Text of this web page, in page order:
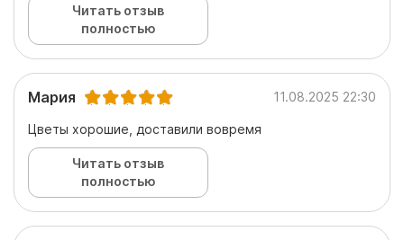
Читать отзыв
полностью
Мария 11.08.2025 22:30
Цветы хорошие, доставили вовремя
Читать отзыв
полностью